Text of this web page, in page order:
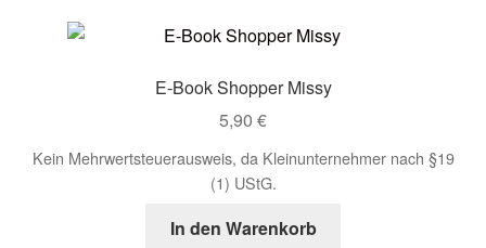
E-Book Shopper Missy
5,90 €
Kein Mehrwertsteuerausweis, da Kleinunternehmer nach §19
(1) UStG.
In den Warenkorb